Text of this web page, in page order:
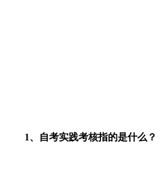
1、自考实践考核指的是什么？